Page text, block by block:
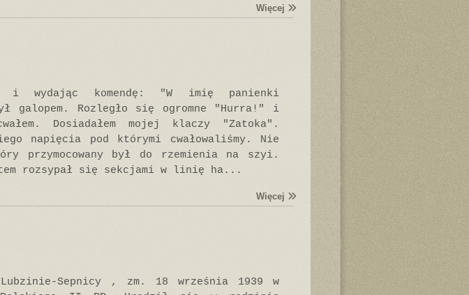
Więcej
i wydając komendę: "W imię panienki
galopem. Rozległo się ogromne "Hurra!" i
Dosiadałem mojej klaczy "Zatoka".
napięcia pod którymi cwałowaliśmy. Nie
przymocowany był do rzemienia na szyi.
rozsypał się sekcjami w linię ha...
Więcej
Sepnicy , zm. 18 września 1939 w